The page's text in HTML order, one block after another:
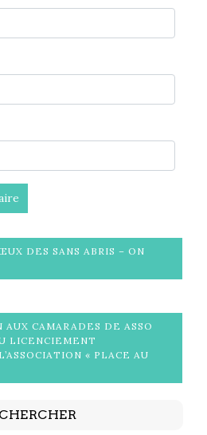
DES SANS ABRIS – ON
AUX CAMARADES DE ASSO
LICENCIEMENT
« PLACE AU